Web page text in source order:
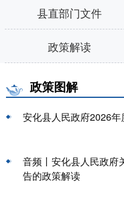
县直部门文件
政策解读
政策图解
安化县人民政府2026
音频丨安化县人民政府
告的政策解读